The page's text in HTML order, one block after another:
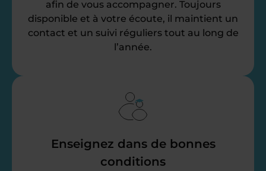
afin de vous accompagner. Toujours
disponible et à votre écoute, il maintient un
contact et un suivi réguliers tout au long de
l’année.
Enseignez dans de bonnes
conditions